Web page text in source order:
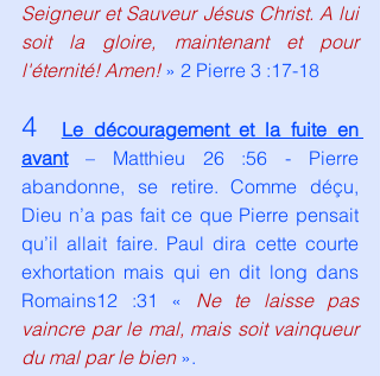
Seigneur et Sauveur Jésus Christ. A lui
soit la gloire, maintenant et pour
l'éternité! Amen! » 2 Pierre 3 :17-18
4
Le découragement et la fuite en
avant – Matthieu 26 :56 - Pierre
abandonne, se retire. Comme déçu,
Dieu n’a pas fait ce que Pierre pensait
qu’il allait faire. Paul dira cette courte
exhortation mais qui en dit long dans
Romains12 :31 « Ne te laisse pas
vaincre par le mal, mais soit vainqueur
du mal par le bien ».